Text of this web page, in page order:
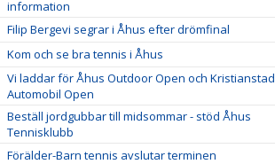
information
Filip Bergevi segrar i Åhus efter drömfinal
Kom och se bra tennis i Åhus
Vi laddar för Åhus Outdoor Open och Kristianstad
Automobil Open
Beställ jordgubbar till midsommar - stöd Åhus
Tennisklubb
Förälder-Barn tennis avslutar terminen